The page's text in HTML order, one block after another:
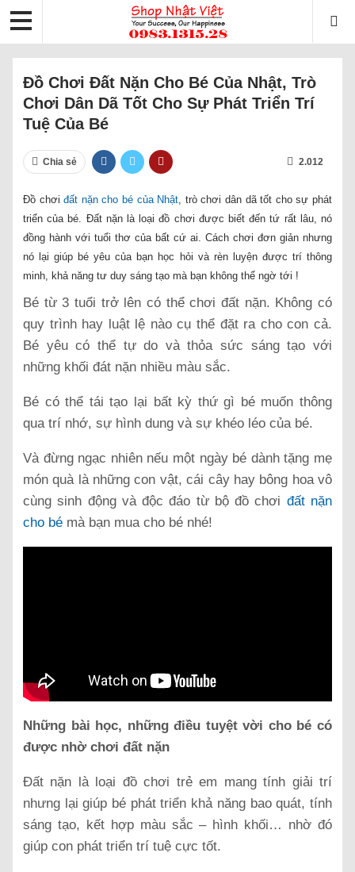
Đồ Chơi Đất Nặn Cho Bé Của Nhật, Trò
Chơi Dân Dã Tốt Cho Sự Phát Triển Trí
Tuệ Của Bé
Chia sẻ 2.012
Đồ chơiđất nặn cho bé của Nhật , trò chơi dân dã tốt cho sự phát
triển của bé. Đất nặn là loại đồ chơi được biết đến tứ rất lâu, nó
đồng hành với tuổi thơ của bất cứ ai. Cách chơi đơn giản nhưng
nó lại giúp bé yêu của bạn học hỏi và rèn luyện được trí thông
minh, khả năng tư duy sáng tạo mà bạn không thể ngờ tới !
Bé từ 3 tuổi trở lên có thể chơi đất nặn. Không có
quy trình hay luật lệ nào cụ thể đặt ra cho con cả.
Bé yêu có thể tự do và thỏa sức sáng tạo với
những khối đát nặn nhiều màu sắc.
Bé có thể tái tạo lại bất kỳ thứ gì bé muốn thông
qua trí nhớ, sự hình dung và sự khéo léo của bé.
Và đừng ngạc nhiên nếu một ngày bé dành tặng mẹ
món quà là những con vật, cái cây hay bông hoa vô
cùng sinh động và độc đáo từ bộ đồ chơi đất nặn
cho bé mà bạn mua cho bé nhé!
Những bài học, những điều tuyệt vời cho bé có
được nhờ chơi đất nặn
Đất nặn là loại đồ chơi trẻ em mang tính giải trí
nhưng lại giúp bé phát triển khả năng bao quát, tính
sáng tạo, kết hợp màu sắc – hình khối… nhờ đó
giúp con phát triển trí tuệ cực tốt.